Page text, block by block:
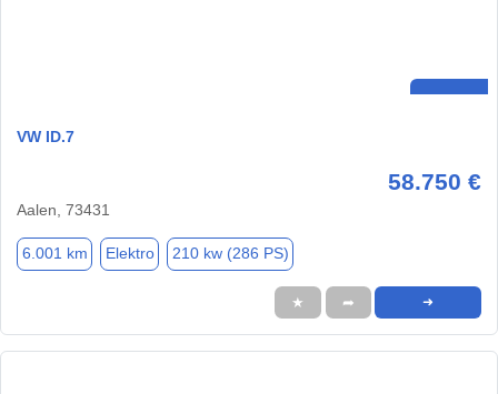
VW ID.7
58.750 €
Aalen, 73431
6.001 km Elektro 210 kw (286 PS)
★ ➦ ➜